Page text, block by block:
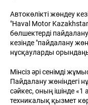
Автокөлікті жөндеу
"Haval Motor
бөлшектерді
кезінде "пайдалану
нұсқауларды
Мінсіз әрі сенімді
Пайдалану жөніндегі
сәйкес, оның ішінде
техникалық қызмет